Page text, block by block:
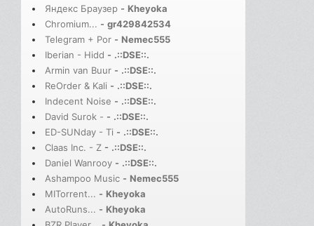
Яндекс Браузер - Kheyoka
Chromium... - gr429842534
Telegram + Por - Nemec555
Iberian - Hidd - .::DSE::.
Armin van Buur - .::DSE::.
ReOrder & Kali - .::DSE::.
Indecent Noise - .::DSE::.
David Surok - - .::DSE::.
ED-SUNday - Ti - .::DSE::.
Claas Inc. - Z - .::DSE::.
Daniel Wanrooy - .::DSE::.
Ashampoo Music - Nemec555
MITorrent... - Kheyoka
AutoRuns... - Kheyoka